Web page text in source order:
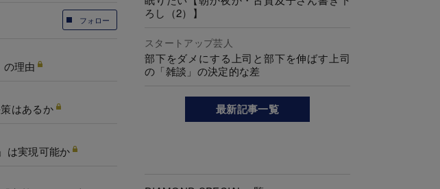
フォロー
理由
はあるか
は実現可能か
ろし（2）】
スタートアップ芸人
部下をダメにする上司と部下を伸ばす上司
の「雑談」の決定的な差
最新記事一覧